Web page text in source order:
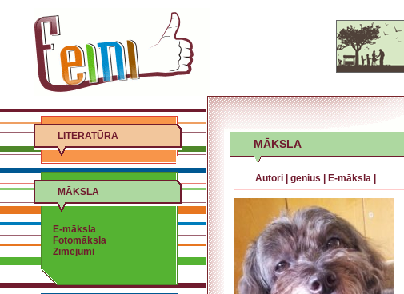
LITERATŪRA
MĀKSLA
E-māksla
Fotomāksla
Zīmējumi
MĀKSLA
Autori genius E-māksla